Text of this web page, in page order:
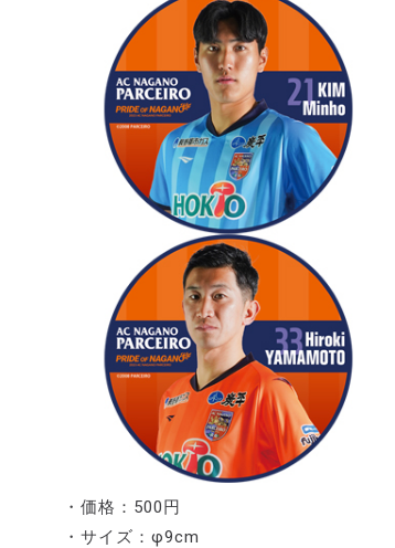
・価格：500円
・サイズ：φ9cm